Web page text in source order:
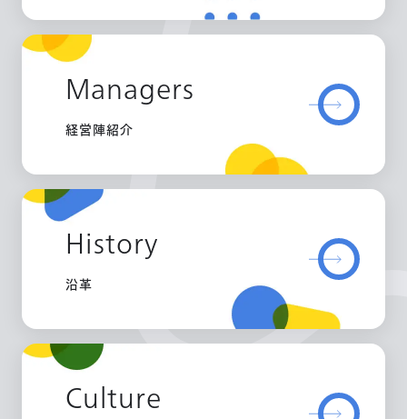
Managers
経営陣紹介
History
沿革
Culture